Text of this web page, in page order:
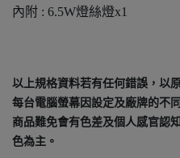
內附 : 6.5W燈絲燈x1
以上規格資料若有任何錯誤，以
每台電腦螢幕因設定及廠牌的不
商品難免會有色差及個人感官認
色為主。